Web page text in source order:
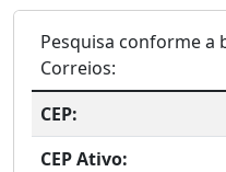
Pesquisa conforme a
Correios:
CEP:
CEP Ativo: